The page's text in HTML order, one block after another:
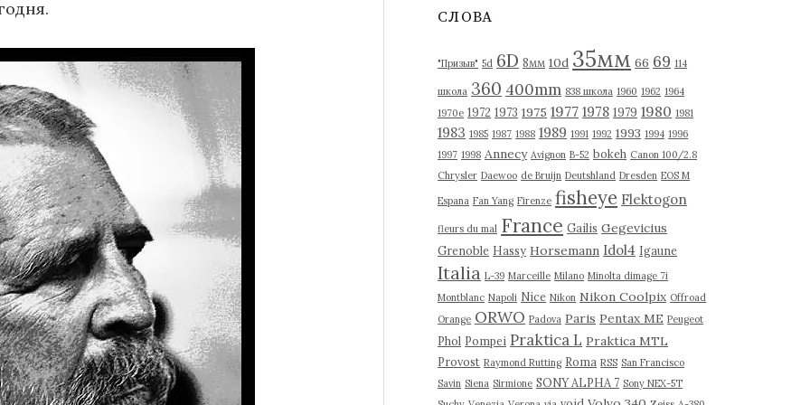
в
СЛОВА
"Призыв" 5d 6D 8мм 10d 35мм 66 69 114
школа 360 400mm 838 школа 1960 1962 1964
1970е 1972 1973 1975 1977 1978 1979 1980 1981
1983 1985 1987 1988 1989 1991 1992 1993 1994 1996
1997 1998 Annecy Avignon B-52 bokeh Canon 100/2.8
Chrysler Daewoo de Bruijn Deutshland Dresden EOS M
Espana Fan Yang Firenze fisheye Flektogon
fleurs du mal France Gailis Gegevicius
Grenoble Hassy Horsemann Idol4 Igaune
Italia L-39 Marceille Milano Minolta dimage 7i
Montblanc Napoli Nice Nikon Nikon Coolpix Offroad
Orange ORWO Padova Paris Pentax ME Peugeot
Phol Pompei Praktica L Praktica MTL
Provost Raymond Rutting Roma RSS San Francisco
Savin Siena Sirmione SONY ALPHA 7 Sony NEX-5T